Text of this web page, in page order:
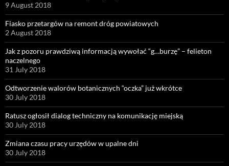
9 August 2018
Fiasko przetargów na remont dróg powiatowych
2 August 2018
Jak z pozoru prawdziwą informacją wywołać “g…burzę” – felieton
naczelnego
31 July 2018
Odtworzenie walorów botanicznych “oczka” już wkrótce
30 July 2018
Ratusz ogłosił dialog techniczny na komunikację miejską
30 July 2018
Zmiana czasu pracy urzędów w upalne dni
30 July 2018